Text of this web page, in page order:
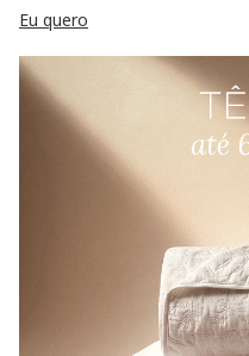
Eu quero